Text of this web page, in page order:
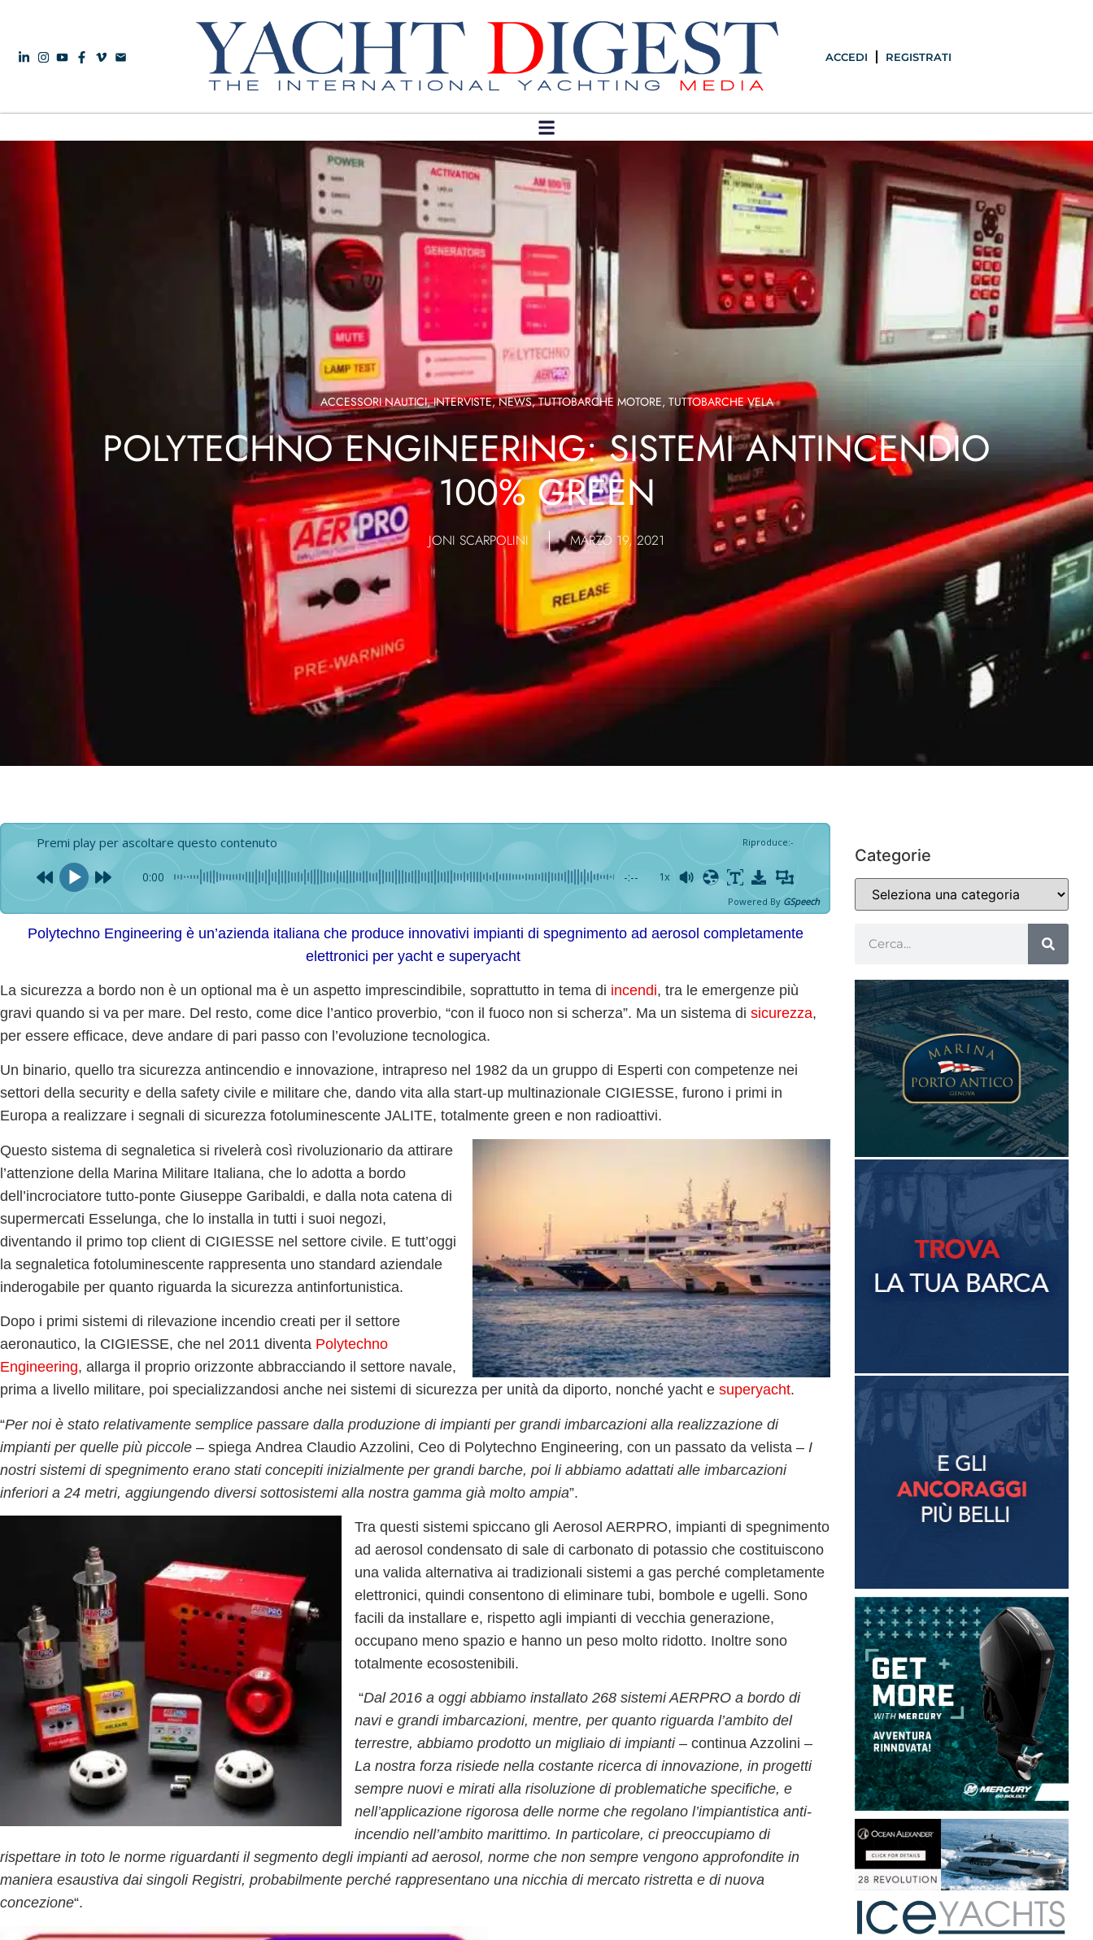
ACCEDI REGISTRATI
ACCESSORI NAUTICI,INTERVISTE,NEWS,TUTTOBARCHE MOTORE, TUTTOBARCHE VELA
POLYTECHNO ENGINEERING: SISTEMI ANTINCENDIO
100% GREEN
JONI SCARPOLINI MARZO 19, 2021
Premi play per ascoltare questo contenuto Riproduce:-
0:00 -:-- 1x
Powered By GSpeech
Polytechno Engineering è un’azienda italiana che produce innovativi impianti di spegnimento ad aerosol completamente
elettronici per yacht e superyacht
La sicurezza a bordo non è un optional ma è un aspetto imprescindibile, soprattutto in tema di incendi, tra le emergenze più
gravi quando si va per mare. Del resto, come dice l’antico proverbio, “con il fuoco non si scherza”. Ma un sistema di sicurezza,
per essere efficace, deve andare di pari passo con l’evoluzione tecnologica.
Un binario, quello tra sicurezza antincendio e innovazione, intrapreso nel 1982 da un gruppo di Esperti con competenze nei
settori della security e della safety civile e militare che, dando vita alla start-up multinazionale CIGIESSE, furono i primi in
Europa a realizzare i segnali di sicurezza fotoluminescente JALITE, totalmente green e non radioattivi.
Questo sistema di segnaletica si rivelerà così rivoluzionario da attirare
l’attenzione della Marina Militare Italiana, che lo adotta a bordo
dell’incrociatore tutto-ponte Giuseppe Garibaldi, e dalla nota catena di
supermercati Esselunga, che lo installa in tutti i suoi negozi,
diventando il primo top client di CIGIESSE nel settore civile. E tutt’oggi
la segnaletica fotoluminescente rappresenta uno standard aziendale
inderogabile per quanto riguarda la sicurezza antinfortunistica.
Dopo i primi sistemi di rilevazione incendio creati per il settore
aeronautico, la CIGIESSE, che nel 2011 diventa Polytechno
Engineering, allarga il proprio orizzonte abbracciando il settore navale,
prima a livello militare, poi specializzandosi anche nei sistemi di sicurezza per unità da diporto, nonché yacht e superyacht.
“Per noi è stato relativamente semplice passare dalla produzione di impianti per grandi imbarcazioni alla realizzazione di
impianti per quelle più piccole – spiega Andrea Claudio Azzolini, Ceo di Polytechno Engineering, con un passato da velista – I
nostri sistemi di spegnimento erano stati concepiti inizialmente per grandi barche, poi li abbiamo adattati alle imbarcazioni
inferiori a 24 metri, aggiungendo diversi sottosistemi alla nostra gamma già molto ampia”.
Tra questi sistemi spiccano gli Aerosol AERPRO, impianti di spegnimento
ad aerosol condensato di sale di carbonato di potassio che costituiscono
una valida alternativa ai tradizionali sistemi a gas perché completamente
elettronici, quindi consentono di eliminare tubi, bombole e ugelli. Sono
facili da installare e, rispetto agli impianti di vecchia generazione,
occupano meno spazio e hanno un peso molto ridotto. Inoltre sono
totalmente ecosostenibili.
“Dal 2016 a oggi abbiamo installato 268 sistemi AERPRO a bordo di
navi e grandi imbarcazioni, mentre, per quanto riguarda l’ambito del
terrestre, abbiamo prodotto un migliaio di impianti – continua Azzolini –
La nostra forza risiede nella costante ricerca di innovazione, in progetti
sempre nuovi e mirati alla risoluzione di problematiche specifiche, e
nell’applicazione rigorosa delle norme che regolano l’impiantistica anti-
incendio nell’ambito marittimo. In particolare, ci preoccupiamo di
rispettare in toto le norme riguardanti il segmento degli impianti ad aerosol, norme che non sempre vengono approfondite in
maniera esaustiva dai singoli Registri, probabilmente perché rappresentano una nicchia di mercato ristretta e di nuova
concezione“.
Categorie